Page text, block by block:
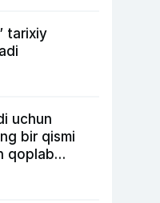
tarixiy
uchun
bir qismi
qoplab